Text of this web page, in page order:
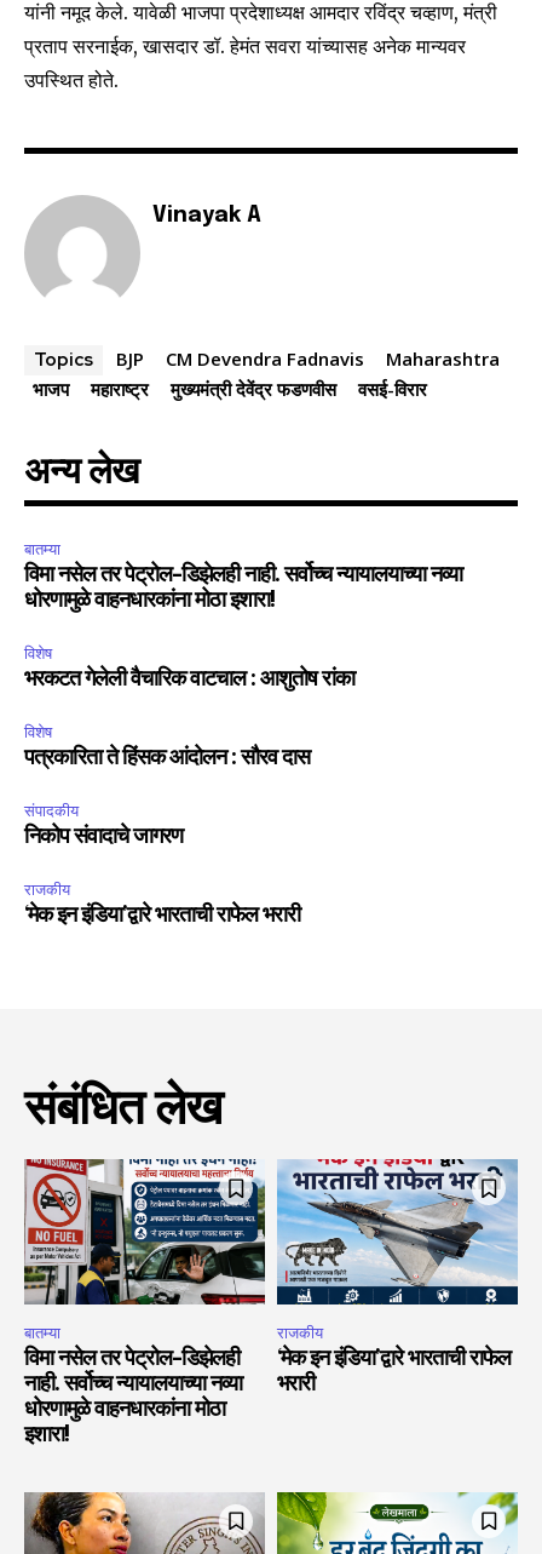
यांनी नमूद केले. यावेळी भाजपा प्रदेशाध्यक्ष आमदार रविंद्र चव्हाण, मंत्री
प्रताप सरनाईक, खासदार डॉ. हेमंत सवरा यांच्यासह अनेक मान्यवर
उपस्थित होते.
Vinayak A
Topics BJP CM Devendra Fadnavis
Maharashtra
भाजप
महाराष्ट्र मुख्यमंत्री देवेंद्र फडणवीस वसई-विरार
अन्य लेख
बातम्या
विमा नसेल तर पेट्रोल-डिझेलही नाही. सर्वोच्च न्यायालयाच्या नव्या
धोरणामुळे वाहनधारकांना मोठा इशारा!
विशेष
भरकटत गेलेली वैचारिक वाटचाल : आशुतोष रांका
विशेष
पत्रकारिता ते हिंसक आंदोलन : सौरव दास
संपादकीय
निकोप संवादाचे जागरण
राजकीय
‘मेक इन इंडिया’द्वारे भारताची राफेल भरारी
संबंधित लेख
बातम्या
विमा नसेल तर पेट्रोल-डिझेलही
नाही. सर्वोच्च न्यायालयाच्या नव्या
धोरणामुळे वाहनधारकांना मोठा
इशारा!
राजकीय
‘मेक इन इंडिया’द्वारे भारताची राफेल
भरारी